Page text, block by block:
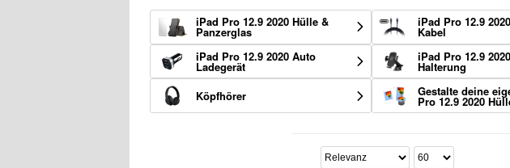
iPad Pro 12.9 2020 Hülle &
Panzerglas
iPad Pro 12.9
Kabel
iPad Pro 12.9 2020 Auto
Ladegerät
iPad Pro 12.9 2020
Halterung
Köpfhörer Gestalte deine
Pro 12.9 2020